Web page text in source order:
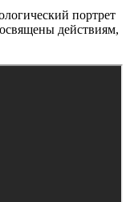
портрет
действиям,